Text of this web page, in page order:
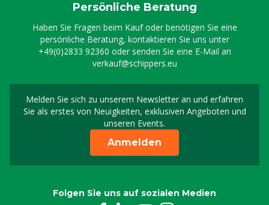
Persönliche Beratung
Haben Sie Fragen beim Kauf oder benötigen Sie eine
persönliche Beratung, kontaktieren Sie uns unter
+49(0)2833 92360 oder senden Sie eine E-Mail an
verkauf@schippers.eu
Melden Sie sich zu unserem Newsletter an und erfahren
Sie als erstes von Neuigkeiten, exklusiven Angeboten und
unseren Events.
Melden Sie sich für
Anmelden
Folgen Sie uns auf sozialen Medien